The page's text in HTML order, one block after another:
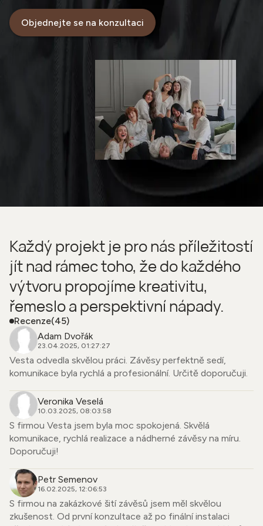
Objednejte se na konzultaci
Každý projekt je pro nás příležitostí
jít nad rámec toho, že do každého
výtvoru propojíme kreativitu,
řemeslo a perspektivní nápady.
Recenze(45)
Adam Dvořák
23.04.2025, 01:27:27
Vesta odvedla skvělou práci. Závěsy perfektně sedí,
komunikace byla rychlá a profesionální. Určitě doporučuji.
Veronika Veselá
10.03.2025, 08:03:58
S firmou Vesta jsem byla moc spokojená. Skvělá
komunikace, rychlá realizace a nádherné závěsy na míru.
Doporučuji!
Petr Semenov
16.02.2025, 12:06:53
S firmou na zakázkové šití závěsů jsem měl skvělou
zkušenost. Od první konzultace až po finální instalaci